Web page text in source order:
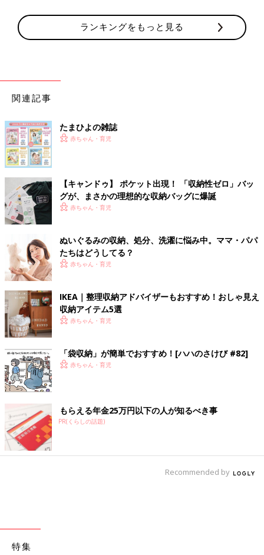
ランキングをもっと見る
関連記事
たまひよの雑誌
赤ちゃん・育児
【キャンドゥ】 ポケット出現！ 「収納性ゼロ」バッ
グが、まさかの理想的な収納バッグに爆誕
赤ちゃん・育児
ぬいぐるみの収納、処分、洗濯に悩み中。ママ・パパ
たちはどうしてる？
赤ちゃん・育児
IKEA｜整理収納アドバイザーもおすすめ！おしゃ見え
収納アイテム5選
赤ちゃん・育児
「袋収納」が簡単でおすすめ！[ハハのさけび #82]
赤ちゃん・育児
もらえる年金25万円以下の人が知るべき事
PR(くらしの話題)
Recommended by
特集